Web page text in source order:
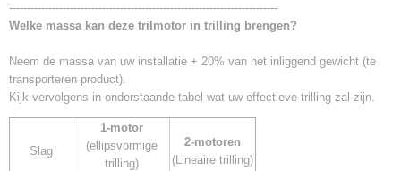
---------------------------------------------------------------------------
Welke massa kan deze trilmotor in trilling brengen?
Neem de massa van uw installatie + 20% van het inliggend gewicht (te
transporteren product).
Kijk vervolgens in onderstaande tabel wat uw effectieve trilling zal zijn.
Slag
1-motor
(ellipsvormige
trilling)
2-motoren
(Lineaire trilling)